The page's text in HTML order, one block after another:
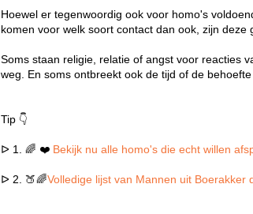
Hoewel er tegenwoordig ook voor homo's
komen voor welk soort contact dan ook, zijn
Soms staan religie, relatie of angst voor reacties
weg. En soms ontbreekt ook de tijd of de
Tip 👇
ᐅ 1. 🌈 ❤️ Bekijk nu alle homo's die echt willen
ᐅ 2. 🍑🌈Volledige lijst van Mannen uit